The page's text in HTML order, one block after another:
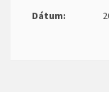
Dátum: